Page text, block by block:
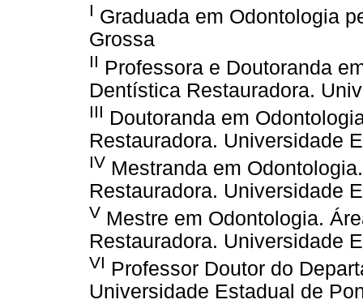
I Graduada em Odontologia
Grossa
II Professora e Doutoranda
Dentística Restauradora.
III Doutoranda em
Restauradora. Universidade
IV Mestranda em
Restauradora. Universidade
V Mestre em Odontologia.
Restauradora. Universidade
VI Professor Doutor do
Universidade Estadual de